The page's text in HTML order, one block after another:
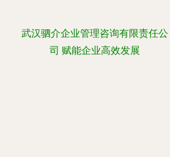
武汉驷介企业管理咨询有限责任公
司 赋能企业高效发展